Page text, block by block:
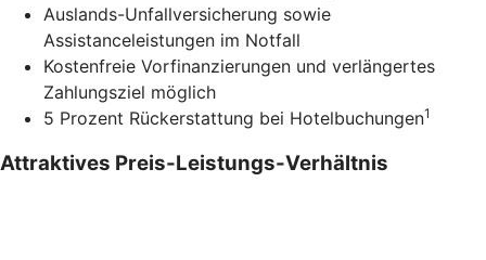
Auslands-Unfallversicherung sowie
Assistanceleistungen im Notfall
Kostenfreie Vorfinanzierungen und verlängertes
Zahlungsziel möglich
5 Prozent Rückerstattung bei Hotelbuchungen1
Attraktives Preis-Leistungs-Verhältnis